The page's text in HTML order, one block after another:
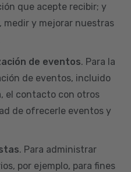
que acepte recibir; y
medir y mejorar nuestras
de eventos. Para la
de eventos, incluido
el contacto con otros
de ofrecerle eventos y
. Para administrar
por ejemplo, para fines